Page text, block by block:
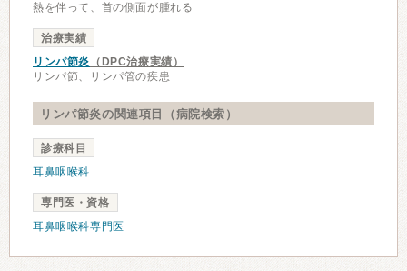
熱を伴って、首の側面が腫れる
治療実績
リンパ節炎 （DPC治療実績）
リンパ節、リンパ管の疾患
リンパ節炎の関連項目（病院検索）
診療科目
耳鼻咽喉科
専門医・資格
耳鼻咽喉科専門医